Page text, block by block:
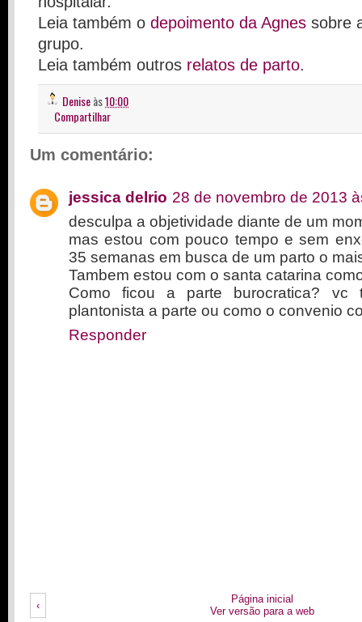
Leia também o depoimento da Agnes sobre
grupo.
Leia também outros relatos de parto.
Deniseàs10:00
Compartilhar
Um comentário:
jessica delrio 28 de novembro de 2013
desculpa a objetividade diante de um
mas estou com pouco tempo e sem
35 semanas em busca de um parto o
Tambem estou com o santa catarina
Como ficou a parte burocratica? vc
plantonista a parte ou como o convenio
Responder
‹
Página inicial
Ver versão para a web